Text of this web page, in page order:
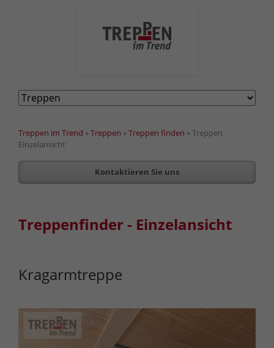
Navigation
überspringen
Treppen im Trend »Treppen »Treppen finden »Treppen
Einzelansicht
Kontaktieren Sie uns
Treppenfinder - Einzelansicht
Kragarmtreppe